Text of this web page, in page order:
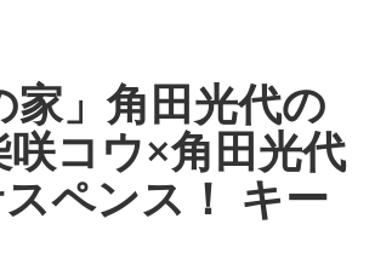
」角田光代の
コウ×角田光代
ペンス！ キー